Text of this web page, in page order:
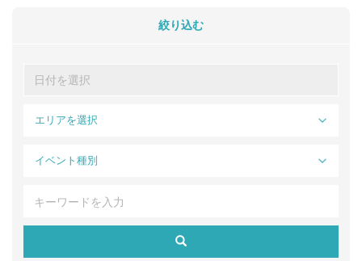
絞り込む
エリアを選択
イベント種別